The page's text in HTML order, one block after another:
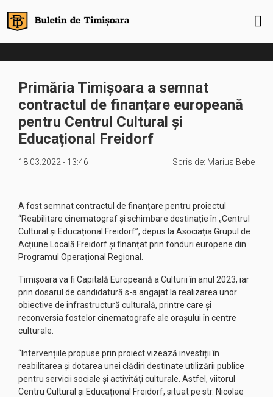
Primăria Timișoara a semnat
contractul de finanțare europeană
pentru Centrul Cultural și
Educațional Freidorf
18.03.2022 - 13:46 Scris de: Marius Bebe
A fost semnat contractul de finanțare pentru proiectul
“Reabilitare cinematograf și schimbare destinație în „Centrul
Cultural și Educațional Freidorf”, depus la Asociația Grupul de
Acțiune Locală Freidorf și finanțat prin fonduri europene din
Programul Operațional Regional.
Timișoara va fi Capitală Europeană a Culturii în anul 2023, iar
prin dosarul de candidatură s-a angajat la realizarea unor
obiective de infrastructură culturală, printre care și
reconversia fostelor cinematografe ale orașului în centre
culturale.
“Intervențiile propuse prin proiect vizează investiții în
reabilitarea și dotarea unei clădiri destinate utilizării publice
pentru servicii sociale și activități culturale. Astfel, viitorul
Centru Cultural și Educațional Freidorf, situat pe str. Nicolae